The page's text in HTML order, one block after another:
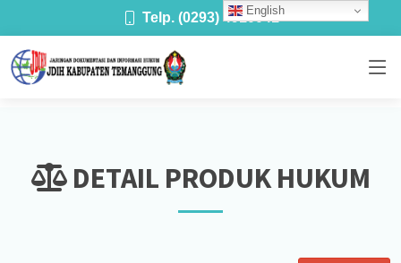
English
Telp. (0293) 4910041
DETAIL PRODUK HUKUM